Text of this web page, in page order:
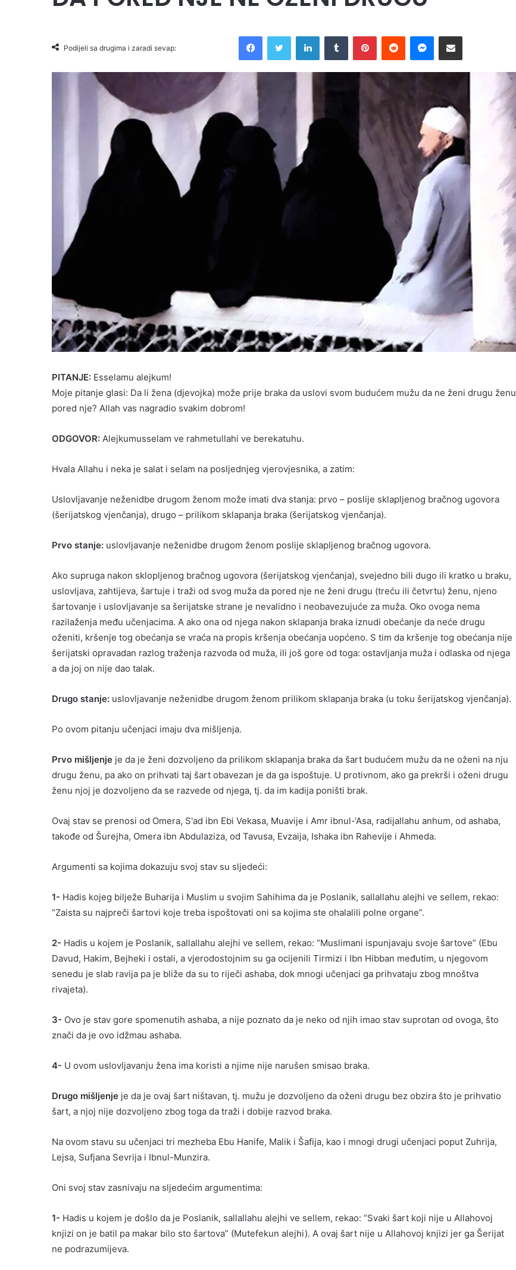
Podijeli sa drugima i zaradi sevap:
PITANJE: Esselamu alejkum!
Moje pitanje glasi: Da li žena (djevojka) može prije braka da uslovi svom budućem mužu da ne ženi drugu ženu
pored nje? Allah vas nagradio svakim dobrom!
ODGOVOR: Alejkumusselam ve rahmetullahi ve berekatuhu.
Hvala Allahu i neka je salat i selam na posljednjeg vjerovjesnika, a zatim:
Uslovljavanje neženidbe drugom ženom može imati dva stanja: prvo – poslije sklapljenog bračnog ugovora
(šerijatskog vjenčanja), drugo – prilikom sklapanja braka (šerijatskog vjenčanja).
Prvo stanje: uslovljavanje neženidbe drugom ženom poslije sklapljenog bračnog ugovora.
Ako supruga nakon sklopljenog bračnog ugovora (šerijatskog vjenčanja), svejedno bili dugo ili kratko u braku,
uslovljava, zahtijeva, šartuje i traži od svog muža da pored nje ne ženi drugu (treću ili četvrtu) ženu, njeno
šartovanje i uslovljavanje sa šerijatske strane je nevalidno i neobavezujuće za muža. Oko ovoga nema
razilaženja među učenjacima. A ako ona od njega nakon sklapanja braka iznudi obećanje da neće drugu
oženiti, kršenje tog obećanja se vraća na propis kršenja obećanja uopćeno. S tim da kršenje tog obećanja nije
šerijatski opravadan razlog traženja razvoda od muža, ili još gore od toga: ostavljanja muža i odlaska od njega
a da joj on nije dao talak.
Drugo stanje: uslovljavanje neženidbe drugom ženom prilikom sklapanja braka (u toku šerijatskog vjenčanja).
Po ovom pitanju učenjaci imaju dva mišljenja.
Prvo mišljenje je da je ženi dozvoljeno da prilikom sklapanja braka da šart budućem mužu da ne oženi na nju
drugu ženu, pa ako on prihvati taj šart obavezan je da ga ispoštuje. U protivnom, ako ga prekrši i oženi drugu
ženu njoj je dozvoljeno da se razvede od njega, tj. da im kadija poništi brak.
Ovaj stav se prenosi od Omera, S'ad ibn Ebi Vekasa, Muavije i Amr ibnul-‘Asa, radijallahu anhum, od ashaba,
takođe od Šurejha, Omera ibn Abdulaziza, od Tavusa, Evzaija, Ishaka ibn Rahevije i Ahmeda.
Argumenti sa kojima dokazuju svoj stav su sljedeći:
1- Hadis kojeg bilježe Buharija i Muslim u svojim Sahihima da je Poslanik, sallallahu alejhi ve sellem, rekao:
“Zaista su najpreči šartovi koje treba ispoštovati oni sa kojima ste ohalalili polne organe”.
2- Hadis u kojem je Poslanik, sallallahu alejhi ve sellem, rekao: “Muslimani ispunjavaju svoje šartove” (Ebu
Davud, Hakim, Bejheki i ostali, a vjerodostojnim su ga ocijenili Tirmizi i Ibn Hibban međutim, u njegovom
senedu je slab ravija pa je bliže da su to riječi ashaba, dok mnogi učenjaci ga prihvataju zbog mnoštva
rivajeta).
3- Ovo je stav gore spomenutih ashaba, a nije poznato da je neko od njih imao stav suprotan od ovoga, što
znači da je ovo idžmau ashaba.
4- U ovom uslovljavanju žena ima koristi a njime nije narušen smisao braka.
Drugo mišljenje je da je ovaj šart ništavan, tj. mužu je dozvoljeno da oženi drugu bez obzira što je prihvatio
šart, a njoj nije dozvoljeno zbog toga da traži i dobije razvod braka.
Na ovom stavu su učenjaci tri mezheba Ebu Hanife, Malik i Šafija, kao i mnogi drugi učenjaci poput Zuhrija,
Lejsa, Sufjana Sevrija i Ibnul-Munzira.
Oni svoj stav zasnivaju na sljedećim argumentima:
1- Hadis u kojem je došlo da je Poslanik, sallallahu alejhi ve sellem, rekao: “Svaki šart koji nije u Allahovoj
knjizi on je batil pa makar bilo sto šartova” (Mutefekun alejhi). A ovaj šart nije u Allahovoj knjizi jer ga Šerijat
ne podrazumijeva.